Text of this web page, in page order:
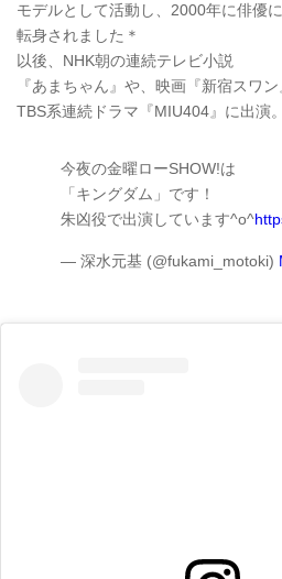
モデルとして活動し、2000年に俳優に
転身されました＊
以後、NHK朝の連続テレビ小説
『あまちゃん』や、映画『新宿スワン
TBS系連続ドラマ『MIU404』に出演。
今夜の金曜ローSHOW!は
「キングダム」です！
朱凶役で出演しています^o^
— 深水元基 (@fukami_motoki)